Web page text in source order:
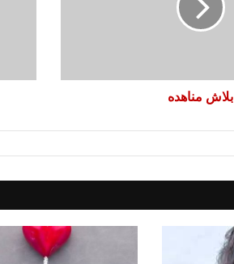
بلاش مناهده